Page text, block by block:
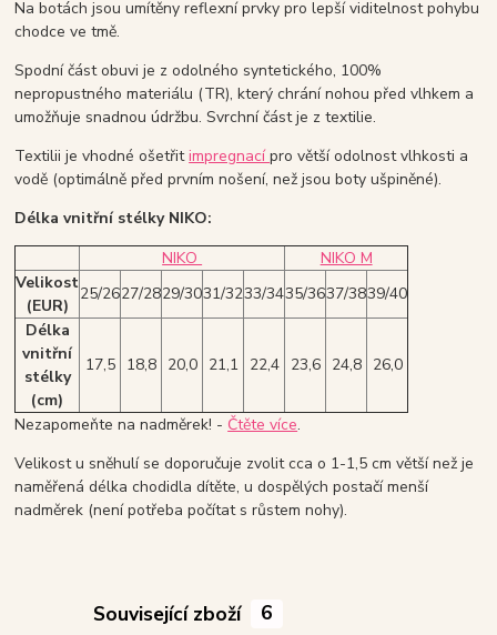
Na botách jsou umítěny reflexní prvky pro lepší viditelnost pohybu
chodce ve tmě.
Spodní část obuvi je z odolného syntetického, 100%
nepropustného materiálu (TR), který chrání nohou před vlhkem a
umožňuje snadnou údržbu. Svrchní část je z textilie.
Textilii je vhodné ošetřitimpregnacípro větší odolnost vlhkosti a
vodě (optimálně před prvním nošení, než jsou boty ušpiněné).
Délka vnitřní stélky NIKO:
NIKO
NIKO M
Velikost
(EUR)
25/2627/2829/3031/3233/3435/3637/3839/40
Délka
vnitřní
stélky
(cm)
17,5 18,8 20,0 21,1 22,4 23,6 24,8 26,0
Nezapomeňte na nadměrek! - Čtěte více.
Velikost u sněhulí se doporučuje zvolit cca o 1-1,5 cm větší než je
naměřená délka chodidla dítěte, u dospělých postačí menší
nadměrek (není potřeba počítat s růstem nohy).
Související zboží 6